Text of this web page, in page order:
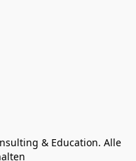
& Education. Alle